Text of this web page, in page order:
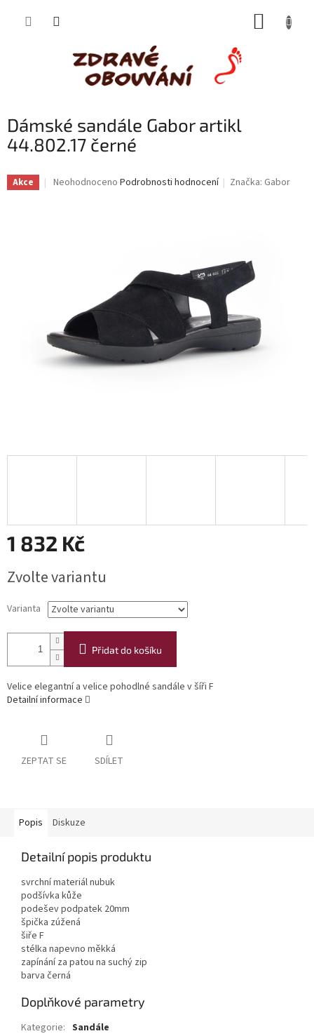
Dámské sandále Gabor artikl
44.802.17 černé
Akce
Průměrné
Neohodnoceno Podrobnosti hodnocení Značka: Gabor
1 832 Kč
cena:
Zvolte variantu
Varianta
Přidat do košíku
Velice elegantní a velice pohodlné sandále v šíři F
Detailní informace
ZEPTAT SE SDÍLET
Popis Diskuze
Detailní popis produktu
svrchní materiál nubuk
podšívka kůže
podešev podpatek 20mm
špička zúžená
šiře F
stélka napevno měkká
zapínání za patou na suchý zip
barva černá
Doplňkové parametry
Kategorie: Sandále